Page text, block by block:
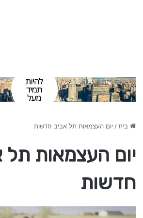
בית/יום העצמאות תל אביב חדשות
יום העצמאות תל
חדשות